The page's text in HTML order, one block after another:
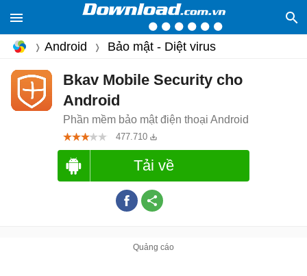
Android Bảo mật - Diệt virus
Bkav Mobile Security cho
Android
Phần mềm bảo mật điện thoại Android
477.710
Tải về